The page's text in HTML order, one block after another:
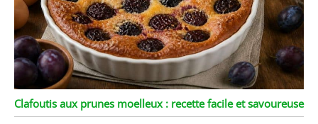
Clafoutis aux prunes moelleux : recette facile et savoureuse